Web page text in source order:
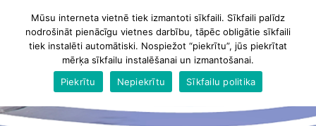
Mūsu interneta vietnē tiek izmantoti sīkfaili. Sīkfaili palīdz
nodrošināt pienācīgu vietnes darbību, tāpēc obligātie sīkfaili
tiek instalēti automātiski. Nospiežot “piekrītu”, jūs piekrītat
mērķa sīkfailu instalēšanai un izmantošanai.
Piekrītu
Nepiekrītu Sīkfailu politika